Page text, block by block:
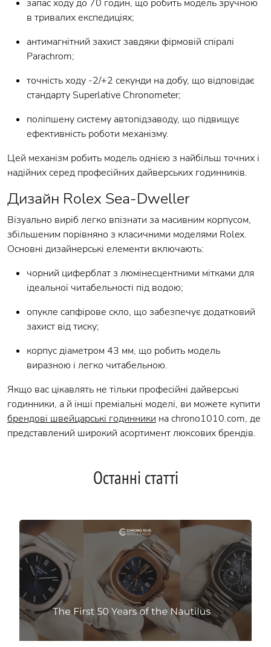
запас ходу до 70 годин, що робить модель зручною
в тривалих експедиціях;
антимагнітний захист завдяки фірмовій спіралі
Parachrom;
точність ходу -2/+2 секунди на добу, що відповідає
стандарту Superlative Chronometer;
поліпшену систему автопідзаводу, що підвищує
ефективність роботи механізму.
Цей механізм робить модель однією з найбільш точних і
надійних серед професійних дайверських годинників.
Дизайн Rolex Sea-Dweller
Візуально виріб легко впізнати за масивним корпусом,
збільшеним порівняно з класичними моделями Rolex.
Основні дизайнерські елементи включають:
чорний циферблат з люмінесцентними мітками для
ідеальної читабельності під водою;
опукле сапфірове скло, що забезпечує додатковий
захист від тиску;
корпус діаметром 43 мм, що робить модель
виразною і легко читабельною.
Якщо вас цікавлять не тільки професійні дайверські
годинники, а й інші преміальні моделі, ви можете купити
брендові швейцарські годинники на chrono1010.com, де
представлений широкий асортимент люксових брендів.
Останні статті